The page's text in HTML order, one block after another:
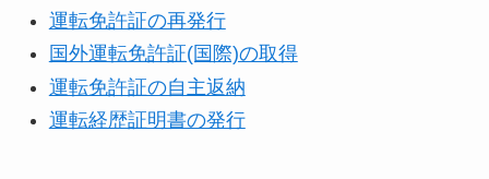
運転免許証の再発行
国外運転免許証(国際)の取得
運転免許証の自主返納
運転経歴証明書の発行